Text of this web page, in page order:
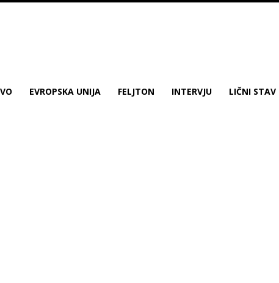
EVROPSKA UNIJA FELJTON INTERVJU LIČNI STAV